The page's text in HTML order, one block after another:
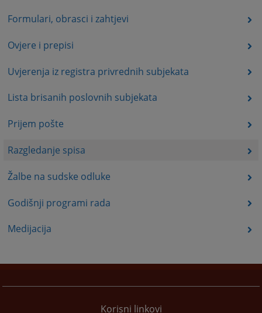
Formulari, obrasci i zahtjevi
Ovjere i prepisi
Uvjerenja iz registra privrednih subjekata
Lista brisanih poslovnih subjekata
Prijem pošte
Razgledanje spisa
Žalbe na sudske odluke
Godišnji programi rada
Medijacija
Korisni linkovi